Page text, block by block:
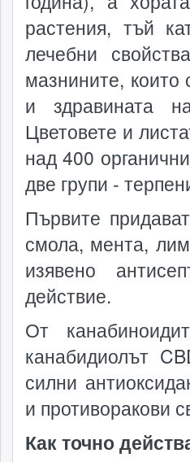
растения, тъй
лечебни
мазнините,
и здравината
Цветовете и
над 400
две групи -
Първите
смола, мента,
изявено
действие.
От
канабидиолът
силни
и противоракови
Как точно